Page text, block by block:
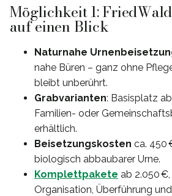
Möglichkeit 1:
auf einen Blick
Naturnahe
nahe Büren – ganz ohne
bleibt unberührt.
Grabvarianten: Basisplatz
Familien- oder
erhältlich.
Beisetzungskosten ca. 450
biologisch abbaubarer Urne.
Komplettpakete ab 2.050
Organisation, Überführung